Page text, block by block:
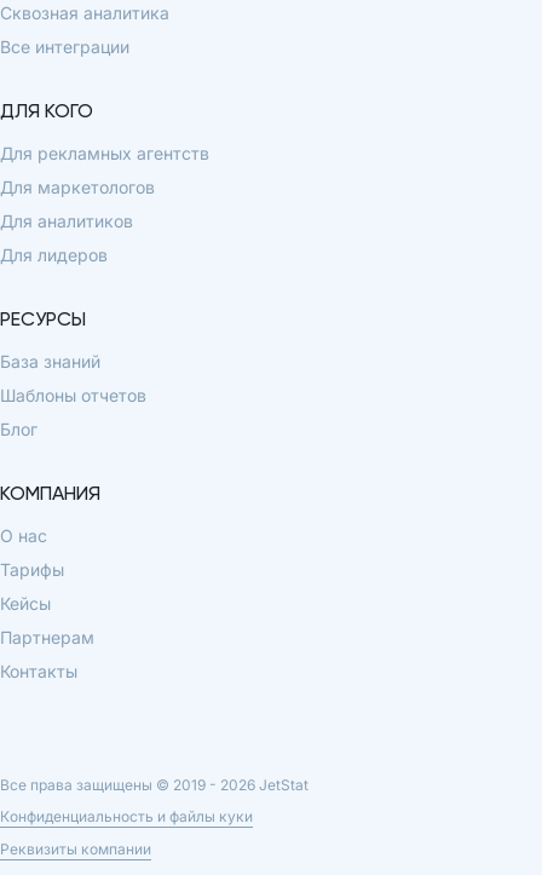
Сквозная аналитика
Все интеграции
ДЛЯ КОГО
Для рекламных агентств
Для маркетологов
Для аналитиков
Для лидеров
РЕСУРСЫ
База знаний
Шаблоны отчетов
Блог
КОМПАНИЯ
О нас
Тарифы
Кейсы
Партнерам
Контакты
Все права защищены © 2019 - 2026 JetStat
Конфиденциальность и файлы куки
Реквизиты компании